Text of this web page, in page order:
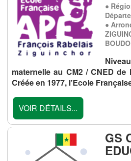
●
●
maternelle au CM2 / CNED de
Créée en 1977, l’Ecole
VOIR DÉTAILS...
GS